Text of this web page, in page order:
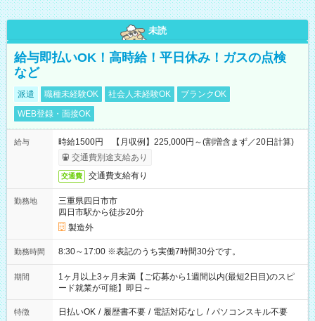
未読
給与即払いOK！高時給！平日休み！ガスの点検
など
派遣 職種未経験OK 社会人未経験OK
ブランクOK
WEB登録・面接OK
給与
時給1500円 【月収例】225,000円～(割増含まず／20日計算)
交通費別途支給あり
交通費 交通費支給有り
勤務地
三重県四日市市
四日市駅から徒歩20分
製造外
勤務時間 8:30～17:00 ※表記のうち実働7時間30分です。
期間
1ヶ月以上3ヶ月未満【ご応募から1週間以内(最短2日目)のスピ
ード就業が可能】即日～
特徴 日払いOK / 履歴書不要 / 電話対応なし / パソコンスキル不要